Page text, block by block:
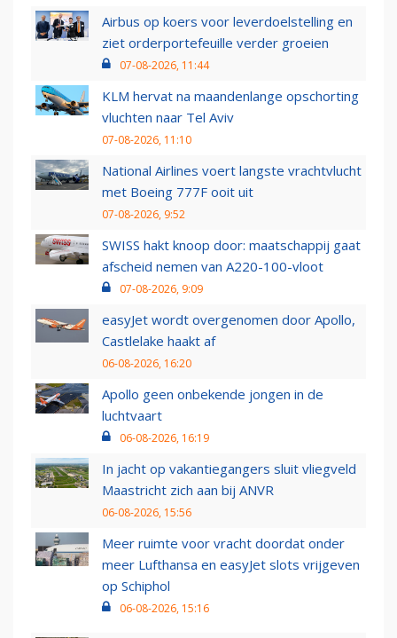
Airbus op koers voor leverdoelstelling en
ziet orderportefeuille verder groeien
07-08-2026, 11:44
KLM hervat na maandenlange opschorting
vluchten naar Tel Aviv
07-08-2026, 11:10
National Airlines voert langste vrachtvlucht
met Boeing 777F ooit uit
07-08-2026, 9:52
SWISS hakt knoop door: maatschappij gaat
afscheid nemen van A220-100-vloot
07-08-2026, 9:09
easyJet wordt overgenomen door Apollo,
Castlelake haakt af
06-08-2026, 16:20
Apollo geen onbekende jongen in de
luchtvaart
06-08-2026, 16:19
In jacht op vakantiegangers sluit vliegveld
Maastricht zich aan bij ANVR
06-08-2026, 15:56
Meer ruimte voor vracht doordat onder
meer Lufthansa en easyJet slots vrijgeven
op Schiphol
06-08-2026, 15:16